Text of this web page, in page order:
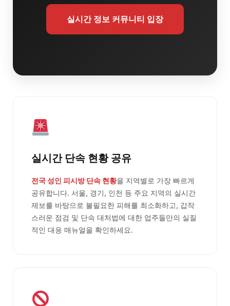
실시간 정보 커뮤니티 입장
실시간 단속 현황 공유
전국 성인 피시방 단속 현황을 지역별로 가장 빠르게
공유합니다. 서울, 경기, 인천 등 주요 지역의 실시간
제보를 바탕으로 불필요한 피해를 최소화하고, 갑작
스러운 점검 및 단속 대처법에 대한 업주들만의 실질
적인 대응 매뉴얼을 확인하세요.